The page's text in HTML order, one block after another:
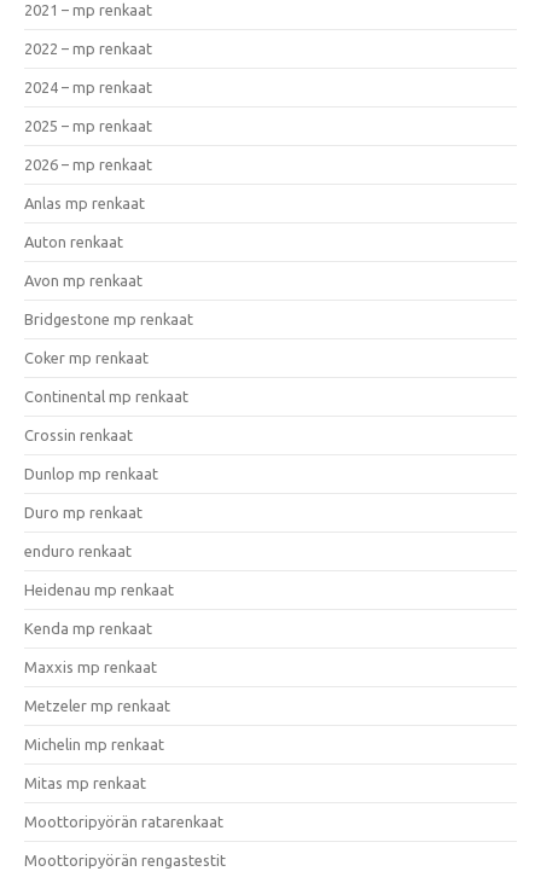
2021 – mp renkaat
2022 – mp renkaat
2024 – mp renkaat
2025 – mp renkaat
2026 – mp renkaat
Anlas mp renkaat
Auton renkaat
Avon mp renkaat
Bridgestone mp renkaat
Coker mp renkaat
Continental mp renkaat
Crossin renkaat
Dunlop mp renkaat
Duro mp renkaat
enduro renkaat
Heidenau mp renkaat
Kenda mp renkaat
Maxxis mp renkaat
Metzeler mp renkaat
Michelin mp renkaat
Mitas mp renkaat
Moottoripyörän ratarenkaat
Moottoripyörän rengastestit